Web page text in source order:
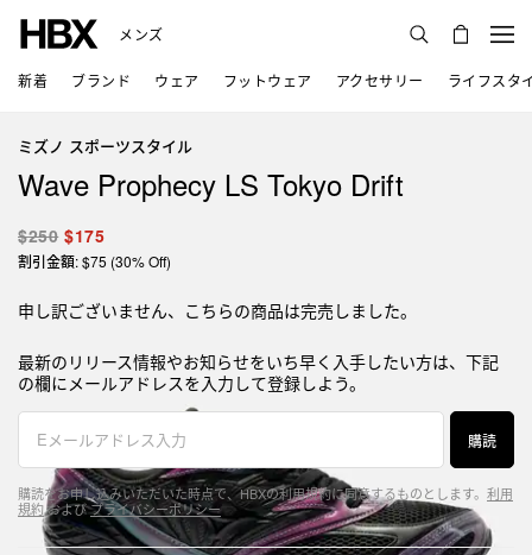
メンズ
新着 ブランド ウェア フットウェア アクセサリー ライフスタ
ミズノ スポーツスタイル
Wave Prophecy LS Tokyo Drift
$250 $175
割引金額: $75 (30% Off)
申し訳ございません、こちらの商品は完売しました。
最新のリリース情報やお知らせをいち早く入手したい方は、下記
の欄にメールアドレスを入力して登録しよう。
購読
購読をお申し込みいただいた時点で、HBXの利用規約に同意するものとします。 利用
規約およびプライバシーポリシー